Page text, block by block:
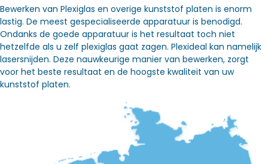
Bewerken van Plexiglas en overige kunststof platen is enorm
lastig. De meest gespecialiseerde apparatuur is benodigd.
Ondanks de goede apparatuur is het resultaat toch niet
hetzelfde als u zelf plexiglas gaat zagen. Plexideal kan namelijk
lasersnijden. Deze nauwkeurige manier van bewerken, zorgt
voor het beste resultaat en de hoogste kwaliteit van uw
kunststof platen.